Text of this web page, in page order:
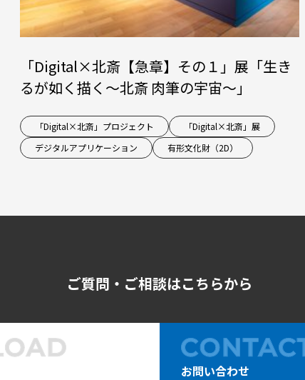
「Digital×北斎【急章】その１」展「生き
るが如く描く～北斎 肉筆の宇宙～」
「Digital×北斎」プロジェクト
「Digital×北斎」展
デジタルアプリケーション
有形文化財（2D）
ご質問・ご相談はこちらから
お問い合わせ